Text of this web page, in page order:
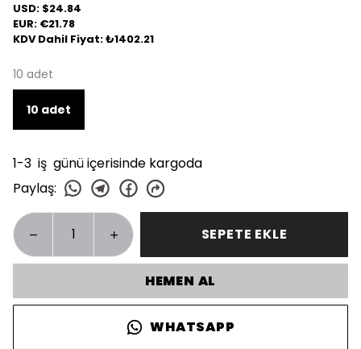
USD: $24.84
EUR: €21.78
KDV Dahil Fiyat: ₺1402.21
10 adet
10 adet
1-3 iş günü içerisinde kargoda
Paylaş:
SEPETE EKLE
HEMEN AL
WHATSAPP